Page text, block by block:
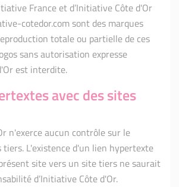
France et d’Initiative Côte d'Or
cotedor.com sont des marques
totale ou partielle de ces
sans autorisation expresse
est interdite.
avec des sites
n'exerce aucun contrôle sur le
tiers. L'existence d'un lien hypertexte
site vers un site tiers ne saurait
d’Initiative Côte d'Or.